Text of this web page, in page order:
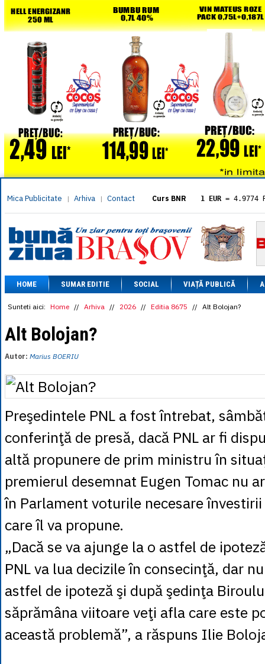
Mica Publicitate | Arhiva | Contact Curs BNR 1 EUR = 4.9774
= 5.8304
1 XAU= 464.4611
1 AED= 1.1933
1 AUD= 2.7957
1 BGN= 2.5449
1 CAD= 3.1559
1 CHF= 5.2813
1 CNY= 0.6015
1 MXN= 0.2227
1 NOK= 0.4191
1 NZD= 2.6097
1 PLN= 1.1646
1 RSD= 0.0425
1 RUB
= 0.0530
1 SEK= 0.4526
1 UAH= 0.1048
1 XDR
= 5.9383
1 ZAR= 0.2318
HOME SUMAR EDITIE SOCIAL VIAȚĂ PUBLICĂ
Sunteti aici: Home // Arhiva // 2026 // Editia 8675 // Alt Bolojan?
Alt Bolojan?
Autor: Marius BOERIU
Preşedintele PNL a fost întrebat,
conferinţă de presă, dacă PNL ar fi
altă propunere de prim ministru în
premierul desemnat Eugen Tomac nu
în Parlament voturile necesare
care îl va propune.
„Dacă se va ajunge la o astfel de
PNL va lua decizile în consecinţă, dar
astfel de ipoteză şi după şedinţa
săprămâna viitoare veţi afla care este
această problemă”, a răspuns Ilie